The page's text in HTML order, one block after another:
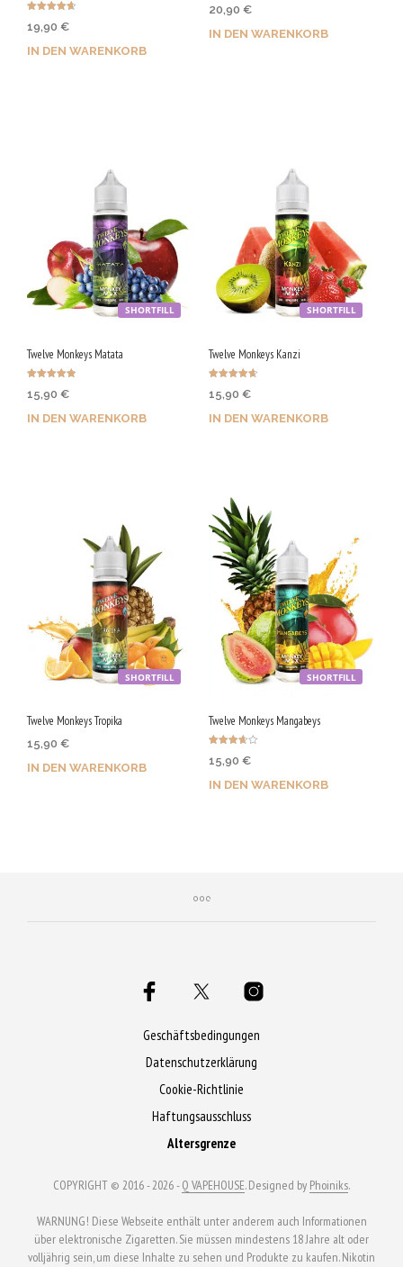
mit
von 5
19,90 €
IN DEN WARENKORB
20,90 €
IN DEN WARENKORB
SHORTFILL
Twelve Monkeys Matata
mit
von 5
15,90 €
IN DEN WARENKORB
SHORTFILL
Twelve Monkeys Kanzi
mit
von 5
15,90 €
IN DEN WARENKORB
SHORTFILL
Twelve Monkeys Tropika
15,90 €
IN DEN WARENKORB
SHORTFILL
Twelve Monkeys Mangabeys
mit
von 5
15,90 €
IN DEN WARENKORB
Geschäftsbedingungen
Datenschutzerklärung
Cookie-Richtlinie
Haftungsausschluss
Altersgrenze
COPYRIGHT © 2016 - 2026 -Q VAPEHOUSE. Designed by Phoiniks.
WARNUNG! Diese Webseite enthält unter anderem auch Informationen
über elektronische Zigaretten. Sie müssen mindestens 18 Jahre alt oder
volljährig sein, um diese Inhalte zu sehen und Produkte zu kaufen. Nikotin